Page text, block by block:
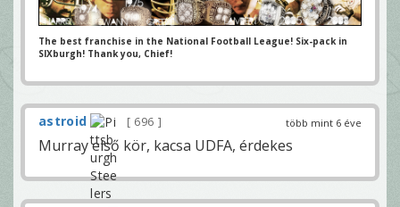
The best franchise in the National Football League! Six-pack in
SIXburgh! Thank you, Chief!
több mint 6 éve
astroid 696
Murray első kör, kacsa UDFA, érdekes